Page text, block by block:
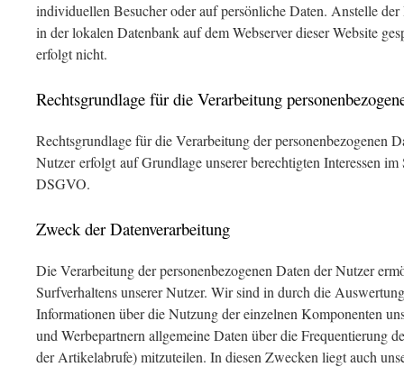
individuellen Besucher oder auf persönliche Daten. Anstelle
in der lokalen Datenbank auf dem Webserver dieser Website
erfolgt nicht.
Rechtsgrundlage für die Verarbeitung
Rechtsgrundlage für die Verarbeitung der personenbezogenen
Nutzer erfolgt auf Grundlage unserer berechtigten Interessen
DSGVO.
Zweck der Datenverarbeitung
Die Verarbeitung der personenbezogenen Daten der Nutzer
Surfverhaltens unserer Nutzer. Wir sind in durch die
Informationen über die Nutzung der einzelnen Komponenten
und Werbepartnern allgemeine Daten über die Frequentierung
der Artikelabrufe) mitzuteilen. In diesen Zwecken liegt auch